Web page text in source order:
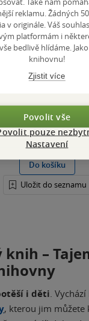
Šárka Przewozná
4.8
z
hvězdiček
měkká vazba
Bohyně je mou
já jsem jiná a to v
sestry bych
protože se
399 Kč
Běžně499 Kč
Do košíku
Uložit do seznamu
knih –
i děti.
, kterou jim můžete
reklamu. Žádných
v originále. Váš
platformám i
bedlivě hlídáme.
knihovnu!
Zjistit více
Povolit vše
pouze
Nastavení